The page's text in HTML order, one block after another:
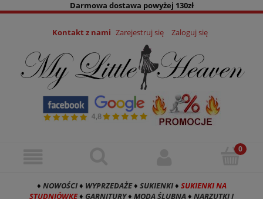
Darmowa dostawa powyżej 130zł
Kontakt z nami Zarejestruj się Zaloguj się
♦ NOWOŚCI♦ WYPRZEDAŻE♦ SUKIENKI♦ SUKIENKI NA
STUDNIÓWKĘ♦ GARNITURY♦ MODA ŚLUBNA♦ NARZUTKI I